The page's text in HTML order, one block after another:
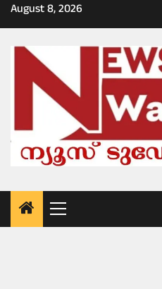
Skip
to
August 8, 2026
Primary
Menu